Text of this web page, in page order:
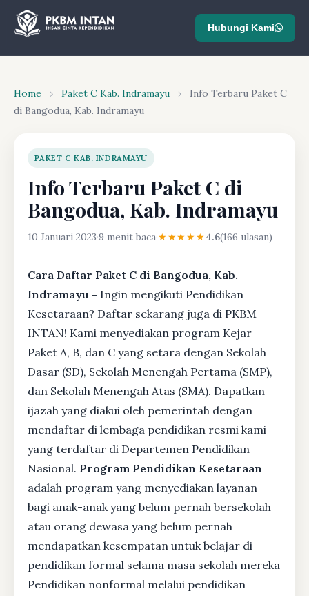
Hubungi Kami
Home › Paket C Kab. Indramayu ›
Info Terbaru Paket C
di Bangodua, Kab. Indramayu
PAKET C KAB. INDRAMAYU
Info Terbaru Paket C di
Bangodua, Kab. Indramayu
10 Januari 2023·9 menit baca·★★★★★4.6(166 ulasan)
Cara Daftar Paket C di Bangodua, Kab.
Indramayu - Ingin mengikuti Pendidikan
Kesetaraan? Daftar sekarang juga di PKBM
INTAN! Kami menyediakan program Kejar
Paket A, B, dan C yang setara dengan Sekolah
Dasar (SD), Sekolah Menengah Pertama (SMP),
dan Sekolah Menengah Atas (SMA). Dapatkan
ijazah yang diakui oleh pemerintah dengan
mendaftar di lembaga pendidikan resmi kami
yang terdaftar di Departemen Pendidikan
Nasional. Program Pendidikan Kesetaraan
adalah program yang menyediakan layanan
bagi anak-anak yang belum pernah bersekolah
atau orang dewasa yang belum pernah
mendapatkan kesempatan untuk belajar di
pendidikan formal selama masa sekolah mereka
Pendidikan nonformal melalui pendidikan